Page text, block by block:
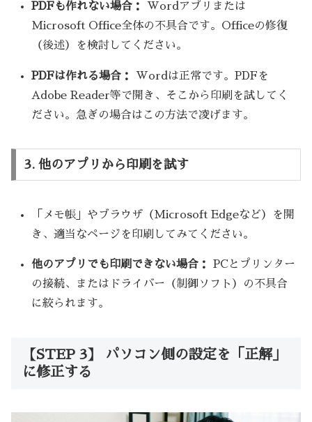
PDFも作れない場合：
Wordアプリまたは
Microsoft Office全体の不具合です。Officeの修復
（後述）を検討してください。
PDFは作れる場合：
Wordは正常です。PDFを
Adobe Reader等で開き、そこから印刷を試してく
ださい。急ぎの場合はこの方法で凌げます。
3. 他のアプリから印刷を試す
「メモ帳」やブラウザ（Microsoft Edgeなど）を開
き、適当なページを印刷してみてください。
他のアプリでも印刷できない場合：
PCとプリンター
の接続、またはドライバー（制御ソフト）の不具合
に絞られます。
【STEP 3】 パソコン側の設定を「正解」
に修正する